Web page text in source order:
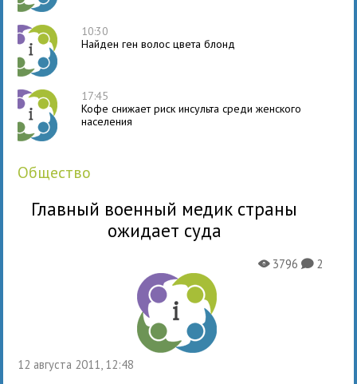
10:30
Найден ген волос цвета блонд
17:45
Кофе снижает риск инсульта среди женского
населения
общество
Главный военный медик страны
ожидает суда
12 августа 2011, 12:48
X3796K2